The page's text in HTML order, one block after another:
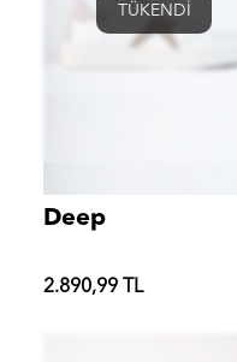
Deep
2.890,99 TL
TÜKENDİ